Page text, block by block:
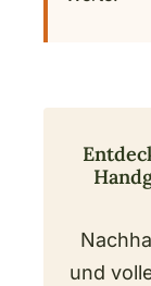
und